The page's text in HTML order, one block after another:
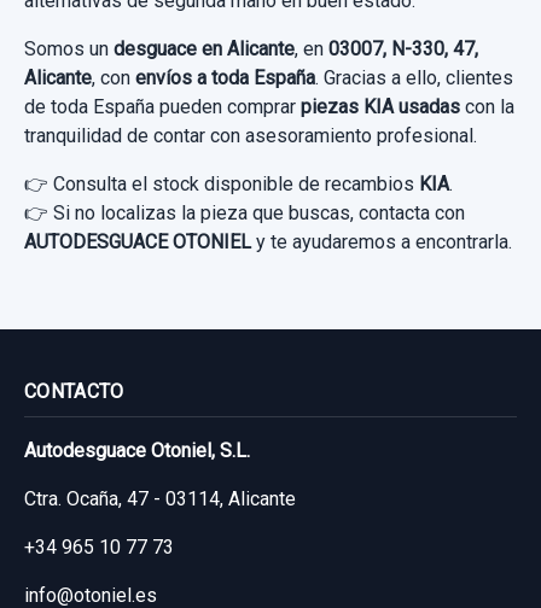
MODULO ELECTRONICO 889904D001
889904D001
usado.
KIA CARNIVAL 2.9 CRDI VGT ACTIVE
16,52 €
Consultar por whatsapp
Somos un desguace en Alicante, en 03007, N-330, 47,
Alicante, con envíos a toda España. Gracias a ello, clientes
de toda España pueden comprar piezas KIA usadas con la
tranquilidad de contar con asesoramiento profesional.
👉 Consulta el stock disponible de recambios KIA.
👉 Si no localizas la pieza que buscas, contacta con
AUTODESGUACE OTONIELy te ayudaremos a encontrarla.
CONTACTO
Autodesguace Otoniel, S.L.
Ctra. Ocaña, 47 - 03114, Alicante
+34 965 10 77 73
info@otoniel.es